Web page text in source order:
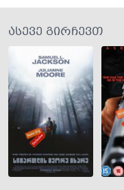
ასევე გირჩევთ